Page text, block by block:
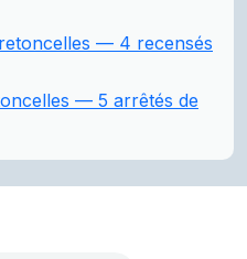
— 4 recensés
— 5 arrêtés de